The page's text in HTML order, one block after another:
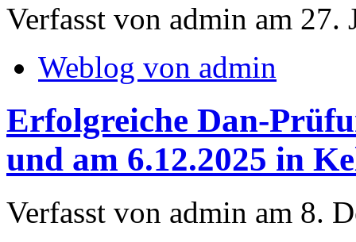
Verfasst von admin am 27.
Weblog von admin
Erfolgreiche Dan-
und am 6.12.2025 in
Verfasst von admin am 8.